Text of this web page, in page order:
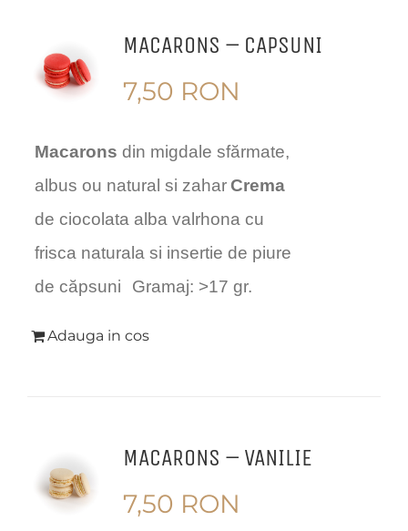
MACARONS – CAPSUNI
7,50 RON
Macarons din migdale sfărmate,
albus ou natural si zahar Crema
de ciocolata alba valrhona cu
frisca naturala si insertie de piure
de căpsuni
Gramaj: >17 gr.
Adauga in cos
MACARONS – VANILIE
7,50 RON